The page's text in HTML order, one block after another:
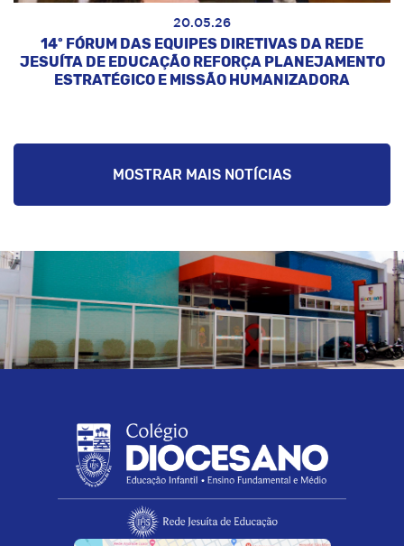
20.05.26
14º FÓRUM DAS EQUIPES DIRETIVAS DA REDE
JESUÍTA DE EDUCAÇÃO REFORÇA PLANEJAMENTO
ESTRATÉGICO E MISSÃO HUMANIZADORA
MOSTRAR MAIS NOTÍCIAS